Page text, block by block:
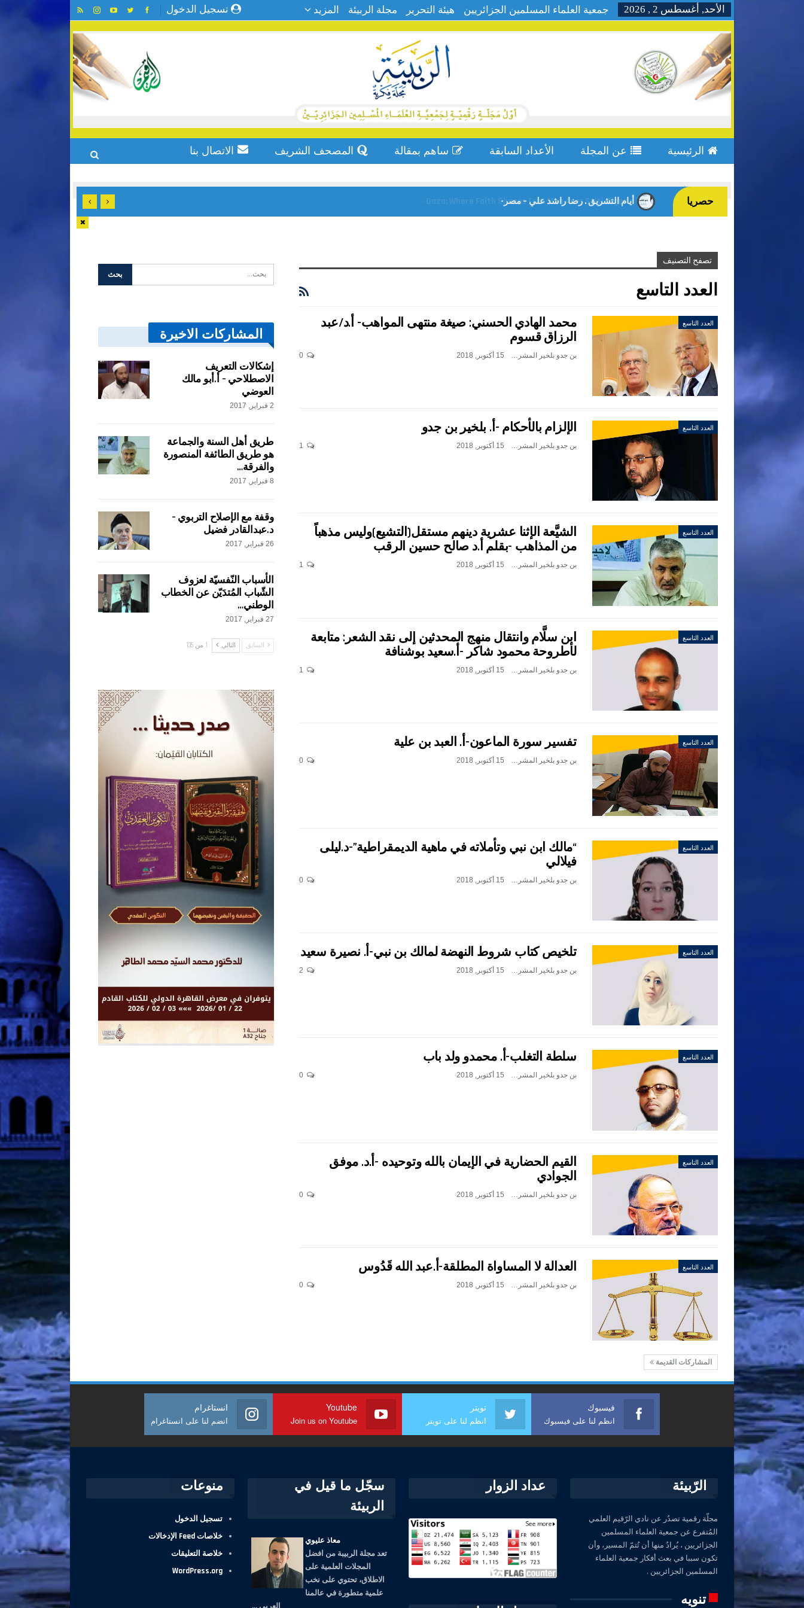
تسجيل الدخول الأحد, أغسطس 2 , 2026 جمعية العلماء المسلمين الجزائريين هيئة التحرير مجلة الربيئة المزيد
الرئيسية عن المجلة الأعداد السابقة ساهم بمقالة المصحف الشريف الاتصال بنا
أعداد المجلة
حصريا أيام التشريق . رضا راشد علي – مصر-
Gaza: Where Faith Shapes True Men.Anes Stiti-Algeria-
تصفح التصنيف
العدد التاسع
العدد التاسع
محمد الهادي الحسني: صيغة منتهى المواهب- أ.د/عبد
الرزاق قسوم
15 أكتوبر, 2018 0
العدد التاسع الإلزام بالأحكام -أ. بلخير بن جدو
بن جدو بلخير المشرف العام 15 أكتوبر, 2018
العدد التاسع
الشيَّعة الإثنا عشرية دينهم مستقل(التشيع)وليس مذهباً
من المذاهب -بقلم أ.د صالح حسين الرقب
بن جدو بلخير المشرف العام 15 أكتوبر, 2018
العدد التاسع
ابن سلَّام وانتقال منهج المحدثين إلى نقد الشعر: متابعة
لأطروحة محمود شاكر -أ.سعيد بوشنافة
بن جدو بلخير المشرف العام 15 أكتوبر, 2018
العدد التاسع تفسير سورة الماعون-أ. العبد بن علية
بن جدو بلخير المشرف العام 15 أكتوبر, 2018 0
العدد التاسع
“مالك ابن نبي وتأملاته في ماهية الديمقراطية”-د.ليلى
فيلالي
15 أكتوبر, 2018 0
العدد التاسع تلخيص كتاب شروط النهضة لمالك بن نبي-أ. نصيرة سعيد
بن جدو بلخير المشرف العام 15 أكتوبر, 2018
العدد التاسع سلطة التغلب-أ. محمدو ولد باب
بن جدو بلخير المشرف العام 15 أكتوبر, 2018 0
العدد التاسع
القيم الحضارية في الإيمان بالله وتوحيده -أ.د. موفق
الجوادي
15 أكتوبر, 2018 0
العدد التاسع العدالة لا المساواة المطلقة-أ.عبد الله قَدُوس
بن جدو بلخير المشرف العام 15 أكتوبر, 2018 0
المشاركات القديمة
المشاركات الاخيرة
إشكالات التعريف
الاصطلاحي – أ.أبو مالك
العوضي
2 فبراير, 2017
طريق أهل السنة والجماعة
هو طريق الطائفة المنصورة
والفرقة…
8 فبراير, 2017
وقفة مع الإصلاح التربوي –
د.عبدالقادر فضيل
26 فبراير, 2017
الأسباب النّفسيّة لعزوف
الشّباب المُتدَيّن عن الخطاب
الوطني…
27 فبراير, 2017
السابق التالي 1 من 135
فيسبوك
انظم لنا على فيسبوك
تويتر
انظم لنا على تويتر
Youtube
Join us on Youtube
انستاغرام
انضم لنا على انستاغرام
الرّبيئة
مجلّة رقمية تصدُر عن نادي الرّقيم العلمي
المُتفرع عن جمعية العلماء المسلمين
الجزائريين ، يُرادُ منها أن تُتمّ المسير، وأن
تكون سببا في بعث أفكار جمعية العلماء
المسلمين الجزائريين .
تنويه
عداد الزوار
سجّل ما قيل في
الربيئة
تعد مجلة الربيبة من افضل
المجلات العلمية على
الاطلاق، تحتوي على نخب
علمية متطورة في عالمنا
منوعات
تسجيل الدخول
خلاصات Feed الإدخالات
خلاصة التعليقات
WordPress.org